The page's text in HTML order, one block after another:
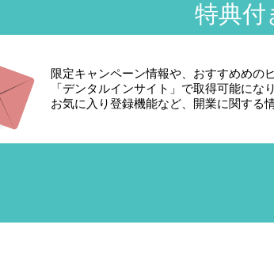
特典付
限定キャンペーン情報や、おすすめめの
「デンタルインサイト」で取得可能に
お気に入り登録機能など、開業に関する